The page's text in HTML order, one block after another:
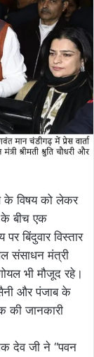
के विषय को लेकर
के बीच एक
बिंदुवार विस्तार
संसाधन मंत्री
भी मौजूद रहे।
और पंजाब के
की जानकारी
देव जी ने “पवन